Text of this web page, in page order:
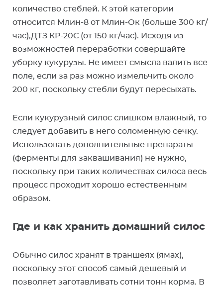
количество стеблей. К этой категории
относится Млин-8 от Млин-Ок (больше 300 кг/
час),ДТЗ КР-20С (от 150 кг/час). Исходя из
возможностей переработки совершайте
уборку кукурузы. Не имеет смысла валить все
поле, если за раз можно измельчить около
200 кг, поскольку стебли будут пересыхать.
Если кукурузный силос слишком влажный, то
следует добавить в него соломенную сечку.
Использовать дополнительные препараты
(ферменты для заквашивания) не нужно,
поскольку при таких количествах силоса весь
процесс проходит хорошо естественным
образом.
Где и как хранить домашний силос
Обычно силос хранят в траншеях (ямах),
поскольку этот способ самый дешевый и
позволяет заготавливать сотни тонн корма. В